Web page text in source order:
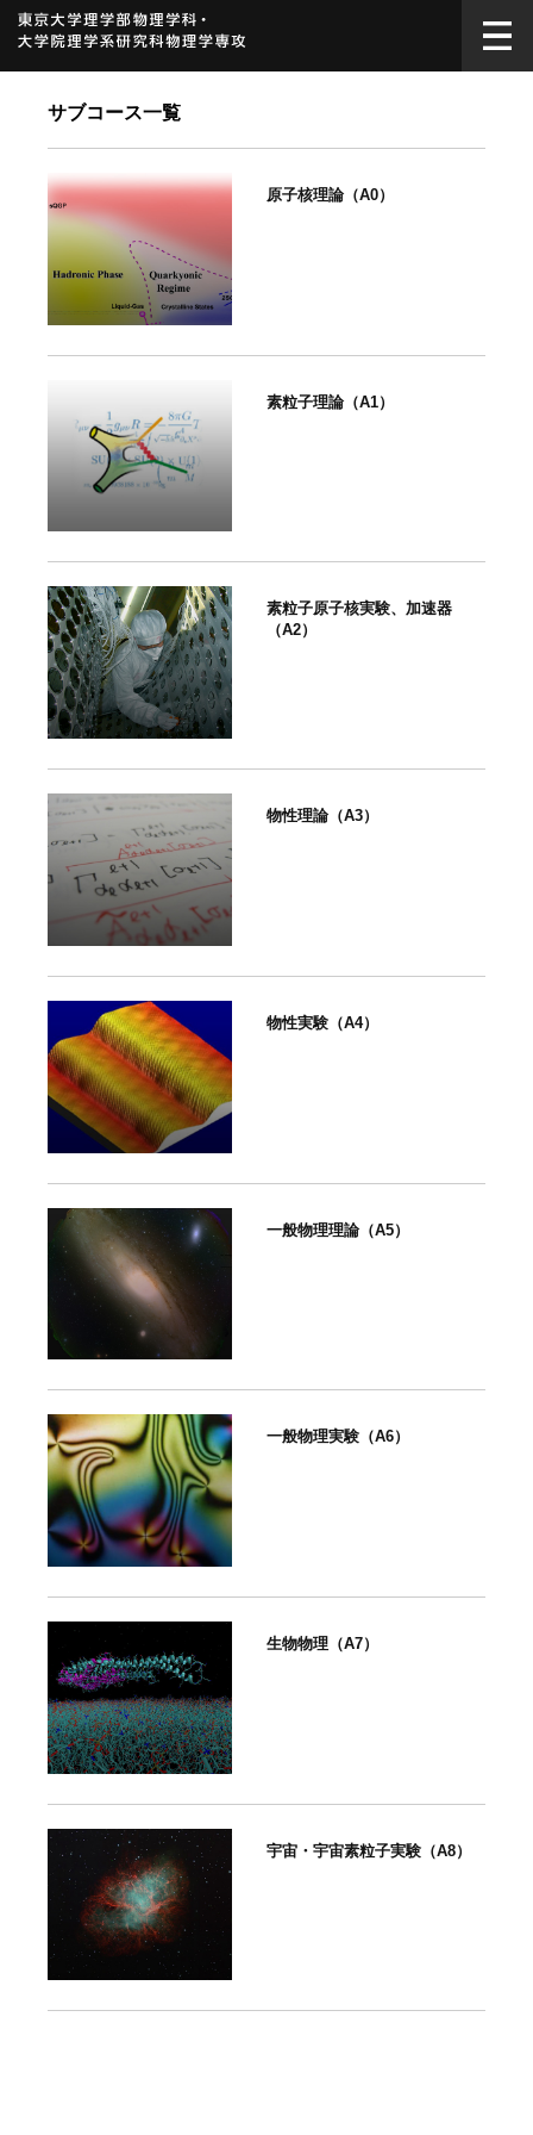
サブコース一覧
原子核理論（A0）
素粒子理論（A1）
素粒子原子核実験、加速器
（A2）
物性理論（A3）
物性実験（A4）
一般物理理論（A5）
一般物理実験（A6）
生物物理（A7）
宇宙・宇宙素粒子実験（A8）